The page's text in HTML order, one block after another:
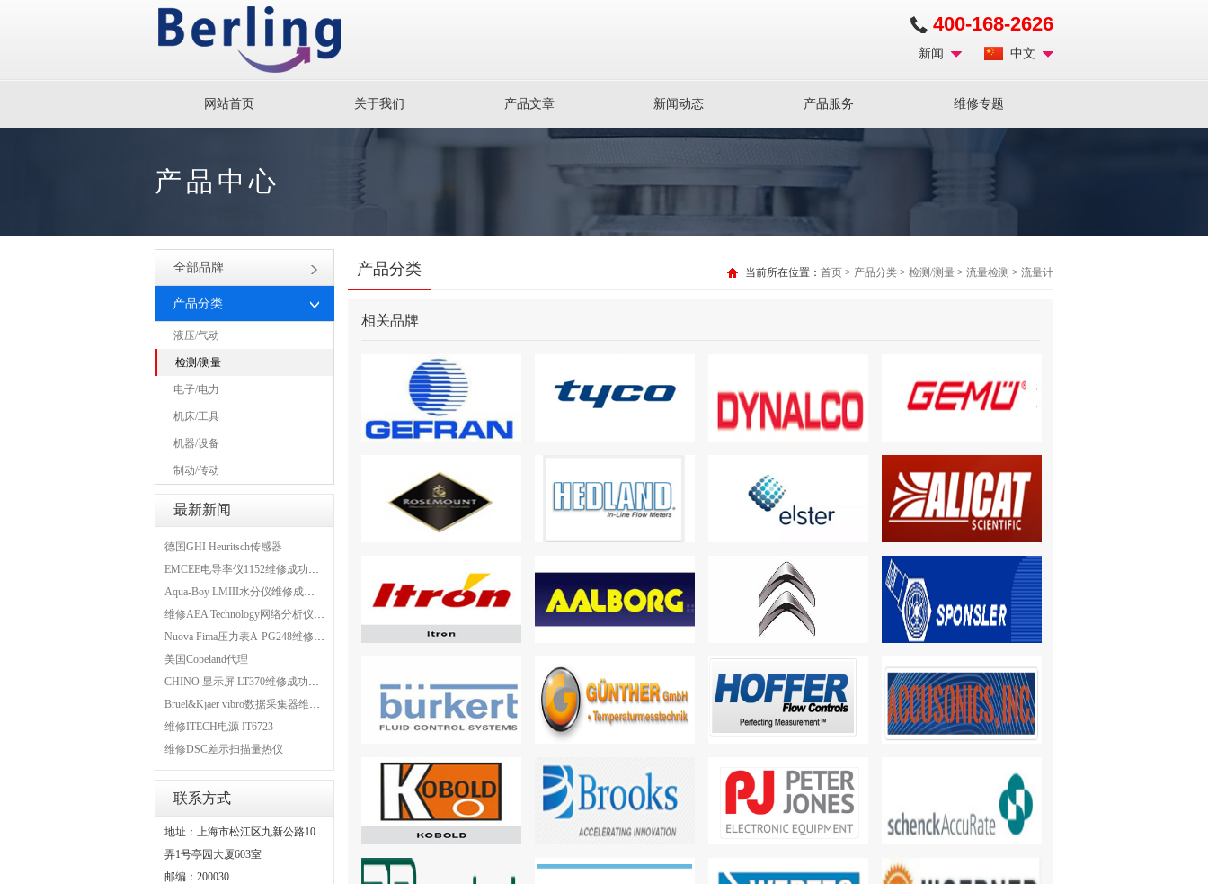
400-168-2626
中文
新闻
网站首页 关于我们 产品文章 新闻动态 产品服务 维修专题
产品中心
全部品牌
产品分类
液压/气动
检测/测量
电子/电力
机床/工具
机器/设备
制动/传动
最新新闻
德国GHI Heuritsch传感器
EMCEE电导率仪1152维修成功案例
Aqua-Boy LMIII水分仪维修成功案例
维修AEA Technology网络分析仪 6015-1010
Nuova Fima压力表A-PG248维修成功案例
美国Copeland代理
CHINO 显示屏 LT370维修成功案例
Bruel&Kjaer vibro数据采集器维修成功案例
维修ITECH电源 IT6723
维修DSC差示扫描量热仪
联系方式
地址：上海市松江区九新公路10
弄1号亭园大厦603室
邮编：200030
产品分类 当前所在位置： 首页 > 产品分类 > 检测/测量 > 流量检测 > 流量计
相关品牌